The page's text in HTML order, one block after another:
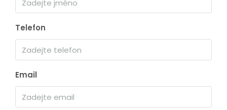
Telefon
Email